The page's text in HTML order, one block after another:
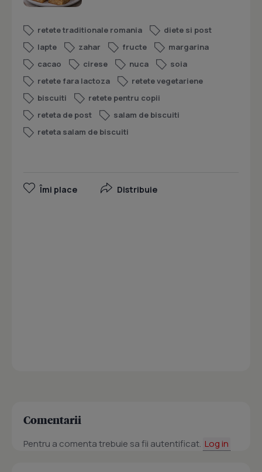
retete traditionale romania
diete si post
lapte
zahar fructe
margarina
cacao
cirese nuca
soia
retete fara lactoza
retete vegetariene
biscuiti
retete pentru copii
reteta de post
salam de biscuiti
reteta salam de biscuiti
Îmi place Distribuie
Comentarii
Pentru a comenta trebuie sa fii autentificat. Log in